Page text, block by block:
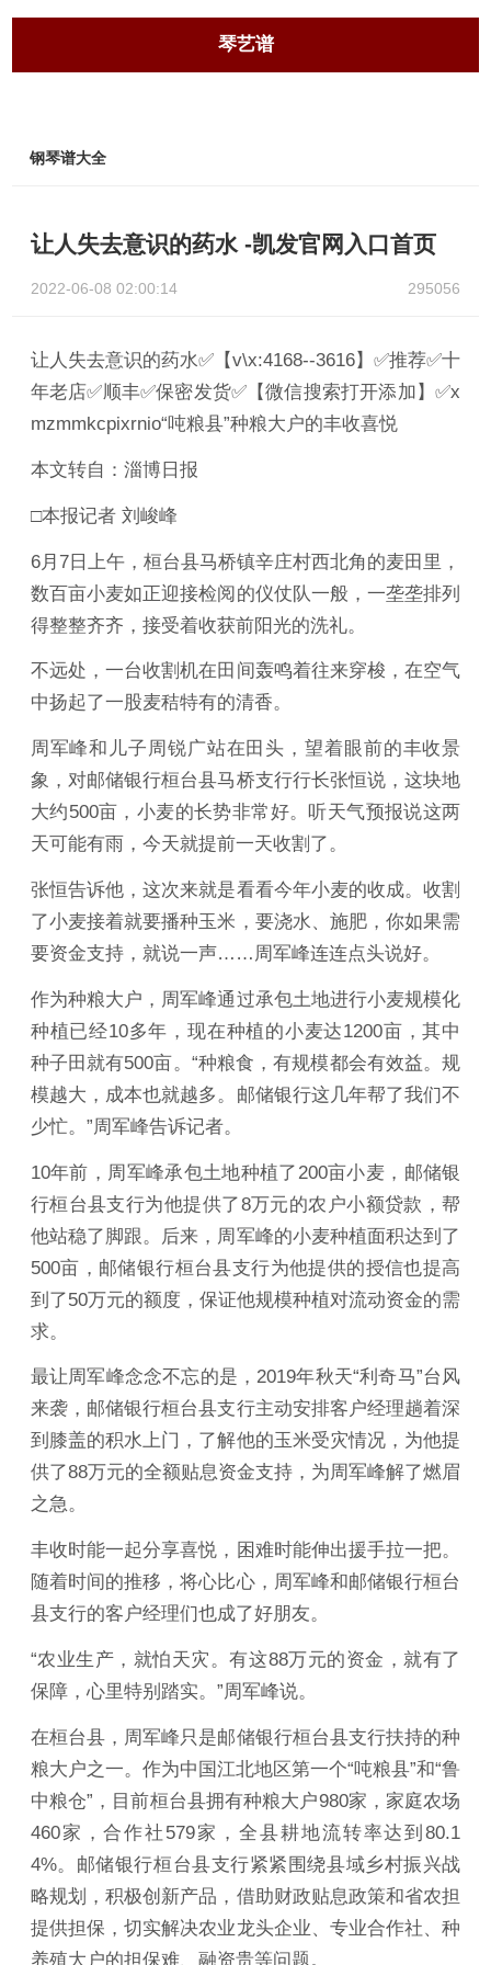
琴艺谱
钢琴谱大全
让人失去意识的药水 -凯发官网入口首页
2022-06-08 02:00:14 295056
让人失去意识的药水✅【v\x:4168--3616】✅推荐✅十
年老店✅顺丰✅保密发货✅【微信搜索打开添加】✅x
mzmmkcpixrnio“吨粮县”种粮大户的丰收喜悦
本文转自：淄博日报
□本报记者 刘峻峰
6月7日上午，桓台县马桥镇辛庄村西北角的麦田里，
数百亩小麦如正迎接检阅的仪仗队一般，一垄垄排列
得整整齐齐，接受着收获前阳光的洗礼。
不远处，一台收割机在田间轰鸣着往来穿梭，在空气
中扬起了一股麦秸特有的清香。
周军峰和儿子周锐广站在田头，望着眼前的丰收景
象，对邮储银行桓台县马桥支行行长张恒说，这块地
大约500亩，小麦的长势非常好。听天气预报说这两
天可能有雨，今天就提前一天收割了。
张恒告诉他，这次来就是看看今年小麦的收成。收割
了小麦接着就要播种玉米，要浇水、施肥，你如果需
要资金支持，就说一声……周军峰连连点头说好。
作为种粮大户，周军峰通过承包土地进行小麦规模化
种植已经10多年，现在种植的小麦达1200亩，其中
种子田就有500亩。“种粮食，有规模都会有效益。规
模越大，成本也就越多。邮储银行这几年帮了我们不
少忙。”周军峰告诉记者。
10年前，周军峰承包土地种植了200亩小麦，邮储银
行桓台县支行为他提供了8万元的农户小额贷款，帮
他站稳了脚跟。后来，周军峰的小麦种植面积达到了
500亩，邮储银行桓台县支行为他提供的授信也提高
到了50万元的额度，保证他规模种植对流动资金的需
求。
最让周军峰念念不忘的是，2019年秋天“利奇马”台风
来袭，邮储银行桓台县支行主动安排客户经理趟着深
到膝盖的积水上门，了解他的玉米受灾情况，为他提
供了88万元的全额贴息资金支持，为周军峰解了燃眉
之急。
丰收时能一起分享喜悦，困难时能伸出援手拉一把。
随着时间的推移，将心比心，周军峰和邮储银行桓台
县支行的客户经理们也成了好朋友。
“农业生产，就怕天灾。有这88万元的资金，就有了
保障，心里特别踏实。”周军峰说。
在桓台县，周军峰只是邮储银行桓台县支行扶持的种
粮大户之一。作为中国江北地区第一个“吨粮县”和“鲁
中粮仓”，目前桓台县拥有种粮大户980家，家庭农场
460家，合作社579家，全县耕地流转率达到80.1
4%。邮储银行桓台县支行紧紧围绕县域乡村振兴战
略规划，积极创新产品，借助财政贴息政策和省农担
提供担保，切实解决农业龙头企业、专业合作社、种
养殖大户的担保难、融资贵等问题。